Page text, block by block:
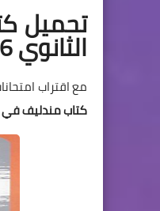
تحميل
الثانوي 2026 PDF – أقوى اختبارات ومراجعات نهائية
مع اقتراب امتحانات الثانوية العامة 2026، يبحث طلاب الصف
كتاب مندليف في